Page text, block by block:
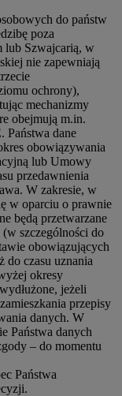
do państw
poza
lub Szwajcarią, w
nie zapewniają
ochrony),
mechanizmy
obejmują m.in.
Państwa dane
obowiązywania
lub Umowy
przedawnienia
W zakresie, w
w oparciu o prawnie
będą przetwarzane
szczególności do
obowiązujących
do czasu uznania
okresy
jeżeli
przepisy
danych. W
Państwa danych
– do momentu
Państwa